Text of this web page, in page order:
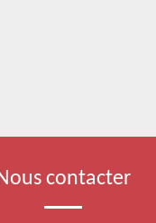
contacter